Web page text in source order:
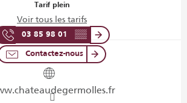
Tarif plein
Voir tous les tarifs
03 85 98 01 ▒▒
Contactez-nous